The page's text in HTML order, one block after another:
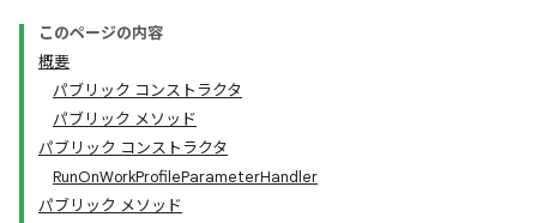
このページの内容
概要
パブリック コンストラクタ
パブリック メソッド
パブリック コンストラクタ
RunOnWorkProfileParameterHandler
パブリック メソッド